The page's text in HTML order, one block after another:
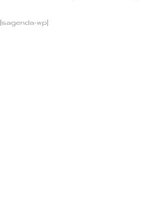
[sagenda-wp]